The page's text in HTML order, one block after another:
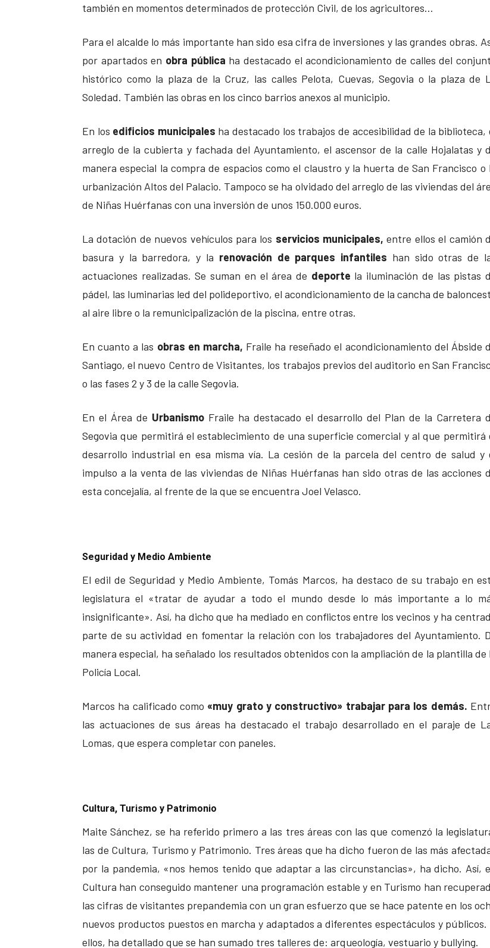
también en momentos determinados de protección Civil, de los agricultores…
Para el alcalde lo más importante han sido esa cifra de inversiones y las grandes obras.
por apartados en obra pública ha destacado el acondicionamiento de calles del
histórico como la plaza de la Cruz, las calles Pelota, Cuevas, Segovia o la plaza de
Soledad. También las obras en los cinco barrios anexos al municipio.
En los edificios municipales ha destacado los trabajos de accesibilidad de la biblioteca,
arreglo de la cubierta y fachada del Ayuntamiento, el ascensor de la calle Hojalatas y
manera especial la compra de espacios como el claustro y la huerta de San Francisco o
urbanización Altos del Palacio. Tampoco se ha olvidado del arreglo de las viviendas del
de Niñas Huérfanas con una inversión de unos 150.000 euros.
La dotación de nuevos vehículos para los servicios municipales, entre ellos el camión
basura y la barredora, y la renovación de parques infantiles han sido otras de
actuaciones realizadas. Se suman en el área de deporte la iluminación de las pistas
pádel, las luminarias led del polideportivo, el acondicionamiento de la cancha de
al aire libre o la remunicipalización de la piscina, entre otras.
En cuanto a las obras en marcha, Fraile ha reseñado el acondicionamiento del Ábside
Santiago, el nuevo Centro de Visitantes, los trabajos previos del auditorio en San
o las fases 2 y 3 de la calle Segovia.
En el Área de Urbanismo Fraile ha destacado el desarrollo del Plan de la Carretera
Segovia que permitirá el establecimiento de una superficie comercial y al que permitirá
desarrollo industrial en esa misma vía. La cesión de la parcela del centro de salud y
impulso a la venta de las viviendas de Niñas Huérfanas han sido otras de las acciones
esta concejalía, al frente de la que se encuentra Joel Velasco.
Seguridad y Medio Ambiente
El edil de Seguridad y Medio Ambiente, Tomás Marcos, ha destaco de su trabajo en
legislatura el «tratar de ayudar a todo el mundo desde lo más importante a lo
insignificante». Así, ha dicho que ha mediado en conflictos entre los vecinos y ha
parte de su actividad en fomentar la relación con los trabajadores del Ayuntamiento.
manera especial, ha señalado los resultados obtenidos con la ampliación de la plantilla de
Policía Local.
Marcos ha calificado como «muy grato y constructivo» trabajar para los demás.
las actuaciones de sus áreas ha destacado el trabajo desarrollado en el paraje de
Lomas, que espera completar con paneles.
Cultura, Turismo y Patrimonio
Maite Sánchez, se ha referido primero a las tres áreas con las que comenzó la
las de Cultura, Turismo y Patrimonio. Tres áreas que ha dicho fueron de las más
por la pandemia, «nos hemos tenido que adaptar a las circunstancias», ha dicho. Así,
Cultura han conseguido mantener una programación estable y en Turismo han
las cifras de visitantes prepandemia con un gran esfuerzo que se hace patente en los
nuevos productos puestos en marcha y adaptados a diferentes espectáculos y públicos.
ellos, ha detallado que se han sumado tres talleres de: arqueología, vestuario y bullying.